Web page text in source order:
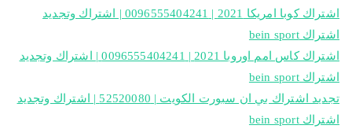
اشتراك كوبا امريكا 2021 | 0096555404241 | اشتراك وتجديد
اشتراك bein sport
اشتراك كاس امم اوروبا 2021 | 0096555404241 | اشتراك وتجديد
اشتراك bein sport
تجديد اشتراك بي ان سبورت الكويت | 52520080 | اشتراك وتجديد
اشتراك bein sport